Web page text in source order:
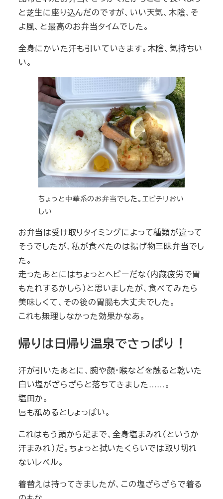
と芝生に座り込んだのですが、いい天気、木陰、そ
よ風、と最高のお弁当タイムでした。
全身にかいた汗も引いていきます。木陰、気持ちい
い。
ちょっと中華系のお弁当でした。エビチリおい
しい
お弁当は受け取りタイミングによって種類が違って
そうでしたが、私が食べたのは揚げ物三昧弁当でし
た。
走ったあとにはちょっとヘビーだな（内蔵疲労で胃
もたれするかしら）と思いましたが、食べてみたら
美味しくて、その後の胃腸も大丈夫でした。
これも無理しなかった効果かなあ。
帰りは日帰り温泉でさっぱり！
汗が引いたあとに、腕や顔・喉などを触ると乾いた
白い塩がざらざらと落ちてきました……。
塩田か。
唇も舐めるとしょっぱい。
これはもう頭から足まで、全身塩まみれ（というか
汗まみれ）だ。ちょっと拭いたくらいでは取り切れ
ないレベル。
着替えは持ってきましたが、この塩ざらざらで着る